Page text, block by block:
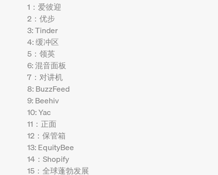
1：爱彼迎
2：优步
3: Tinder
4: 缓冲区
5：领英
6: 混音面板
7：对讲机
8: BuzzFeed
9: Beehiv
10: Yac
11：正面
12：保管箱
13: EquityBee
14：Shopify
15：全球蓬勃发展